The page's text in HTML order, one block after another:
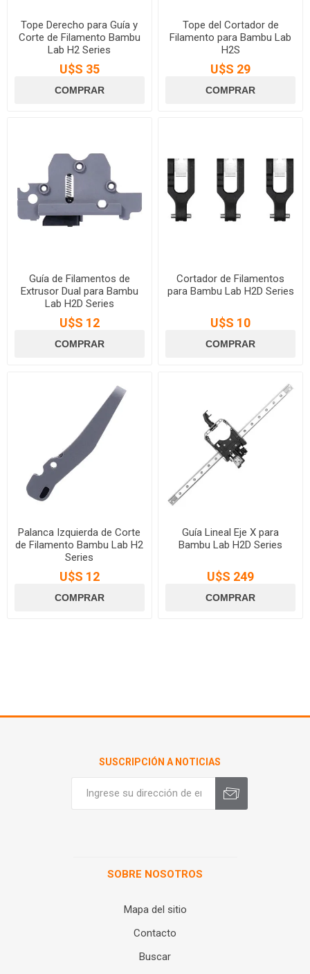
Tope Derecho para Guía y
Corte de Filamento Bambu
Lab H2 Series
U$S 35
Tope del Cortador de
Filamento para Bambu Lab
H2S
U$S 29
Guía de Filamentos de
Extrusor Dual para Bambu
Lab H2D Series
U$S 12
Cortador de Filamentos
para Bambu Lab H2D Series
U$S 10
Palanca Izquierda de Corte
de Filamento Bambu Lab H2
Series
U$S 12
Guía Lineal Eje X para
Bambu Lab H2D Series
U$S 249
SUSCRIPCIÓN A NOTICIAS
SOBRE NOSOTROS
Mapa del sitio
Contacto
Buscar